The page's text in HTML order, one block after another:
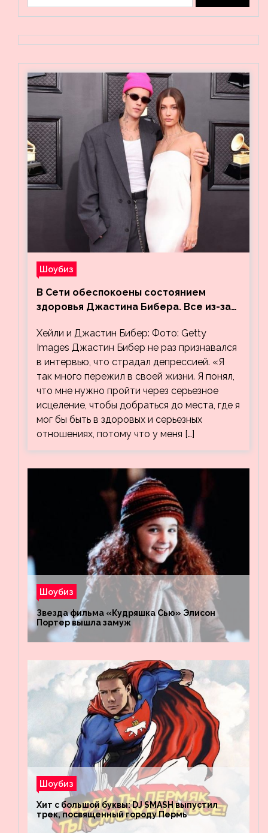
Шоубиз
В Сети обеспокоены состоянием
здоровья Джастина Бибера. Все из-за
Хейли
Хейли и Джастин Бибер: Фото: Getty
Images Джастин Бибер не раз признавался
в интервью, что страдал депрессией. «Я
так много пережил в своей жизни. Я понял,
что мне нужно пройти через серьезное
исцеление, чтобы добраться до места, где я
мог бы быть в здоровых и серьезных
отношениях, потому что у меня […]
Шоубиз
Звезда фильма «Кудряшка Сью» Элисон
Портер вышла замуж
Шоубиз
Хит с большой буквы: DJ SMASH выпустил
трек, посвященный городу Пермь